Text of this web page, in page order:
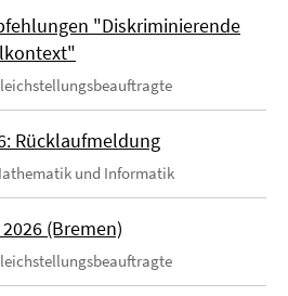
"Diskriminierende
Rücklaufmeldung
und Informatik
(Bremen)